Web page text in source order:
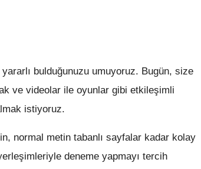
bulduğunuzu umuyoruz. Bugün, size
ve videolar ile oyunlar gibi etkileşimli
istiyoruz.
normal metin tabanlı sayfalar kadar kolay
deneme yapmayı tercih